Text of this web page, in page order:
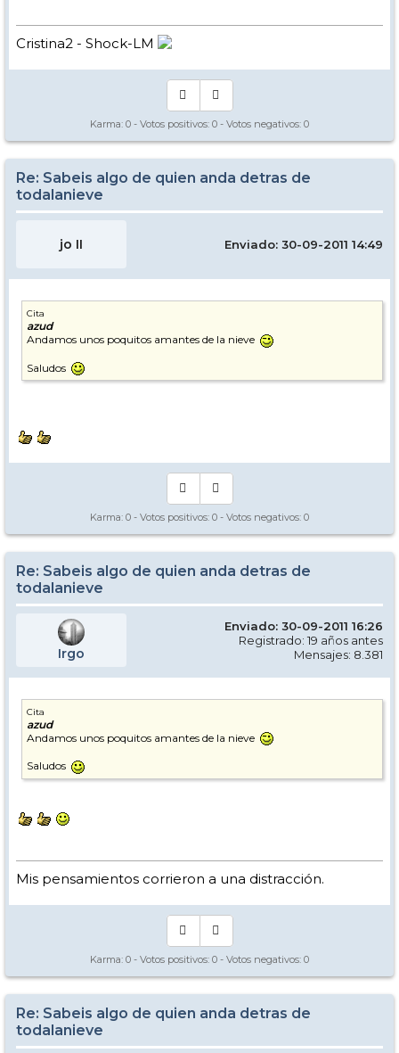
Cristina2 - Shock-LM
Karma: 0 - Votos positivos: 0 - Votos negativos: 0
Re: Sabeis algo de quien anda detras de
todalanieve
jo II Enviado: 30-09-2011 14:49
Cita
azud
Andamos unos poquitos amantes de la nieve
Saludos
Karma: 0 - Votos positivos: 0 - Votos negativos: 0
Re: Sabeis algo de quien anda detras de
todalanieve
Irgo
Enviado: 30-09-2011 16:26
Registrado: 19 años antes
Mensajes: 8.381
Cita
azud
Andamos unos poquitos amantes de la nieve
Saludos
Mis pensamientos corrieron a una distracción.
Karma: 0 - Votos positivos: 0 - Votos negativos: 0
Re: Sabeis algo de quien anda detras de
todalanieve